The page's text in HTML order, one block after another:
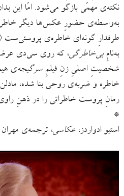
نکته‌ی مهمّی بازگو می‌شود. امّا این
به‌واسطه‌ی حضورِ عکس‌ها دیگر
طرفدارِ گونه‌ای خاطره‌ی پروستی‌ست
به‌نامِبی‌خاطرگی، که روی سی‌دی عرضه
شخصیتِ اصلیِ زنِ فیلمِسرگیجه‌ی
خاطره و ضربه‌ی روحی بنا شده،
رمانِ پروست خاطراتی را در ذهنِ
*
استیو ادواردز،عکاسی، ترجمه‌ی مهران